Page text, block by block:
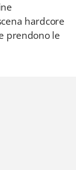
hardcore
prendono le